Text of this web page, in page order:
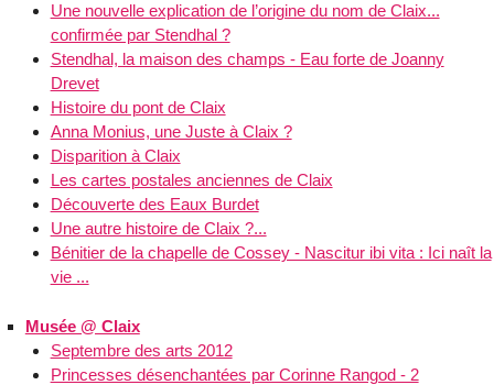
Une nouvelle explication de l’origine du nom de Claix...
confirmée par Stendhal ?
Stendhal, la maison des champs - Eau forte de Joanny
Drevet
Histoire du pont de Claix
Anna Monius, une Juste à Claix ?
Disparition à Claix
Les cartes postales anciennes de Claix
Découverte des Eaux Burdet
Une autre histoire de Claix ?...
Bénitier de la chapelle de Cossey - Nascitur ibi vita : Ici naît la
vie ...
Musée @ Claix
Septembre des arts 2012
Princesses désenchantées par Corinne Rangod - 2